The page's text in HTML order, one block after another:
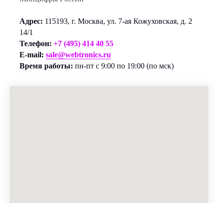
Адрес: 115193, г. Москва, ул. 7-ая Кожуховская, д. 2
14/1
Телефон: +7 (495) 414 40 55
E-mail: sale@webtronics.ru
Время работы: пн-пт с 9:00 по 19:00 (по мск)